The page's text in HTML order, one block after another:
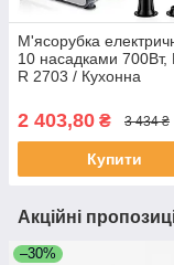
М'ясорубка
10 насадками 700Вт,
R 2703 / Кухонна
Кухонна м'ясорубка
2 403,80 ₴ 3 434 ₴
Купити
Акційні
–30%